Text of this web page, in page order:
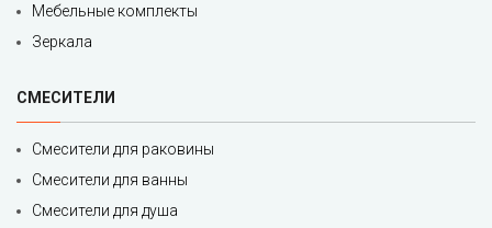
Мебельные комплекты
Зеркала
СМЕСИТЕЛИ
Смесители для раковины
Смесители для ванны
Смесители для душа